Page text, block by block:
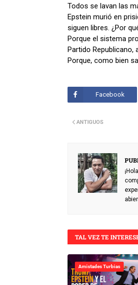
Todos se lavan las
Epstein murió en
siguen libres. ¿Por
Porque el sistema
Partido Republicano,
Porque, como bien
Facebook
ANTIGUOS
TAL VEZ TE
Amistades Turbias